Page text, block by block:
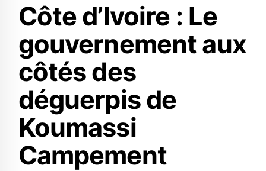
Côte d’Ivoire : Le
gouvernement aux
côtés des
déguerpis de
Koumassi
Campement